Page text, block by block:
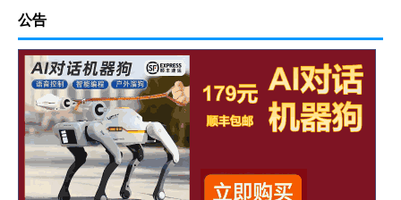
公告